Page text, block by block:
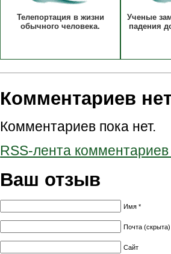
Телепортация в жизни
обычного человека.
Ученые
падения
Комментариев
Комментариев пока нет.
RSS-лента комментариев
Ваш отзыв
Имя *
Почта
Сайт